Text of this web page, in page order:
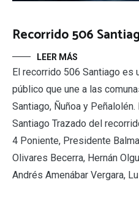
Recorrido 506
LEER MÁS
El recorrido 506 Santiago es
público que une a las
Santiago, Ñuñoa y
Santiago Trazado del
4 Poniente, Presidente
Olivares Becerra, Hernán
Andrés Amenábar Vergara,